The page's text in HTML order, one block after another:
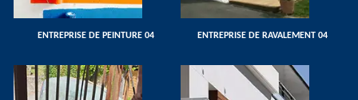
ENTREPRISE DE PEINTURE 04 ENTREPRISE DE RAVALEMENT 04